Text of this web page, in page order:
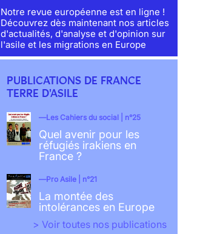
Notre revue européenne est en ligne !
Découvrez dès maintenant nos articles
d'actualités, d'analyse et d'opinion sur
l'asile et les migrations en Europe
PUBLICATIONS DE FRANCE
TERRE D'ASILE
Les Cahiers du social | n°25
Quel avenir pour les
réfugiés irakiens en
France ?
Pro Asile | n°21
La montée des
intolérances en Europe
> Voir toutes nos publications